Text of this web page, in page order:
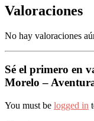
Valoraciones
No hay valoraciones
Sé el primero en
Morelo –
You must be logged in